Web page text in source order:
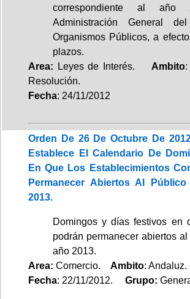
correspondiente al
Administración General
Organismos Públicos, a
plazos.
Area: Leyes de Interés. Ambito
Resolución.
Fecha: 24/11/2012
Orden De 26 De Octubre De
Establece El Calendario De
En Que Los Establecimientos
Permanecer Abiertos Al
2013.
Domingos y días festivos en
podrán permanecer abiertos
año 2013.
Area: Comercio. Ambito: Andaluz.
Fecha: 22/11/2012. Grupo: